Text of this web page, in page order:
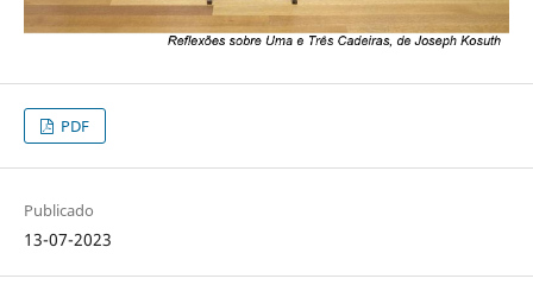
PDF
Publicado
13-07-2023